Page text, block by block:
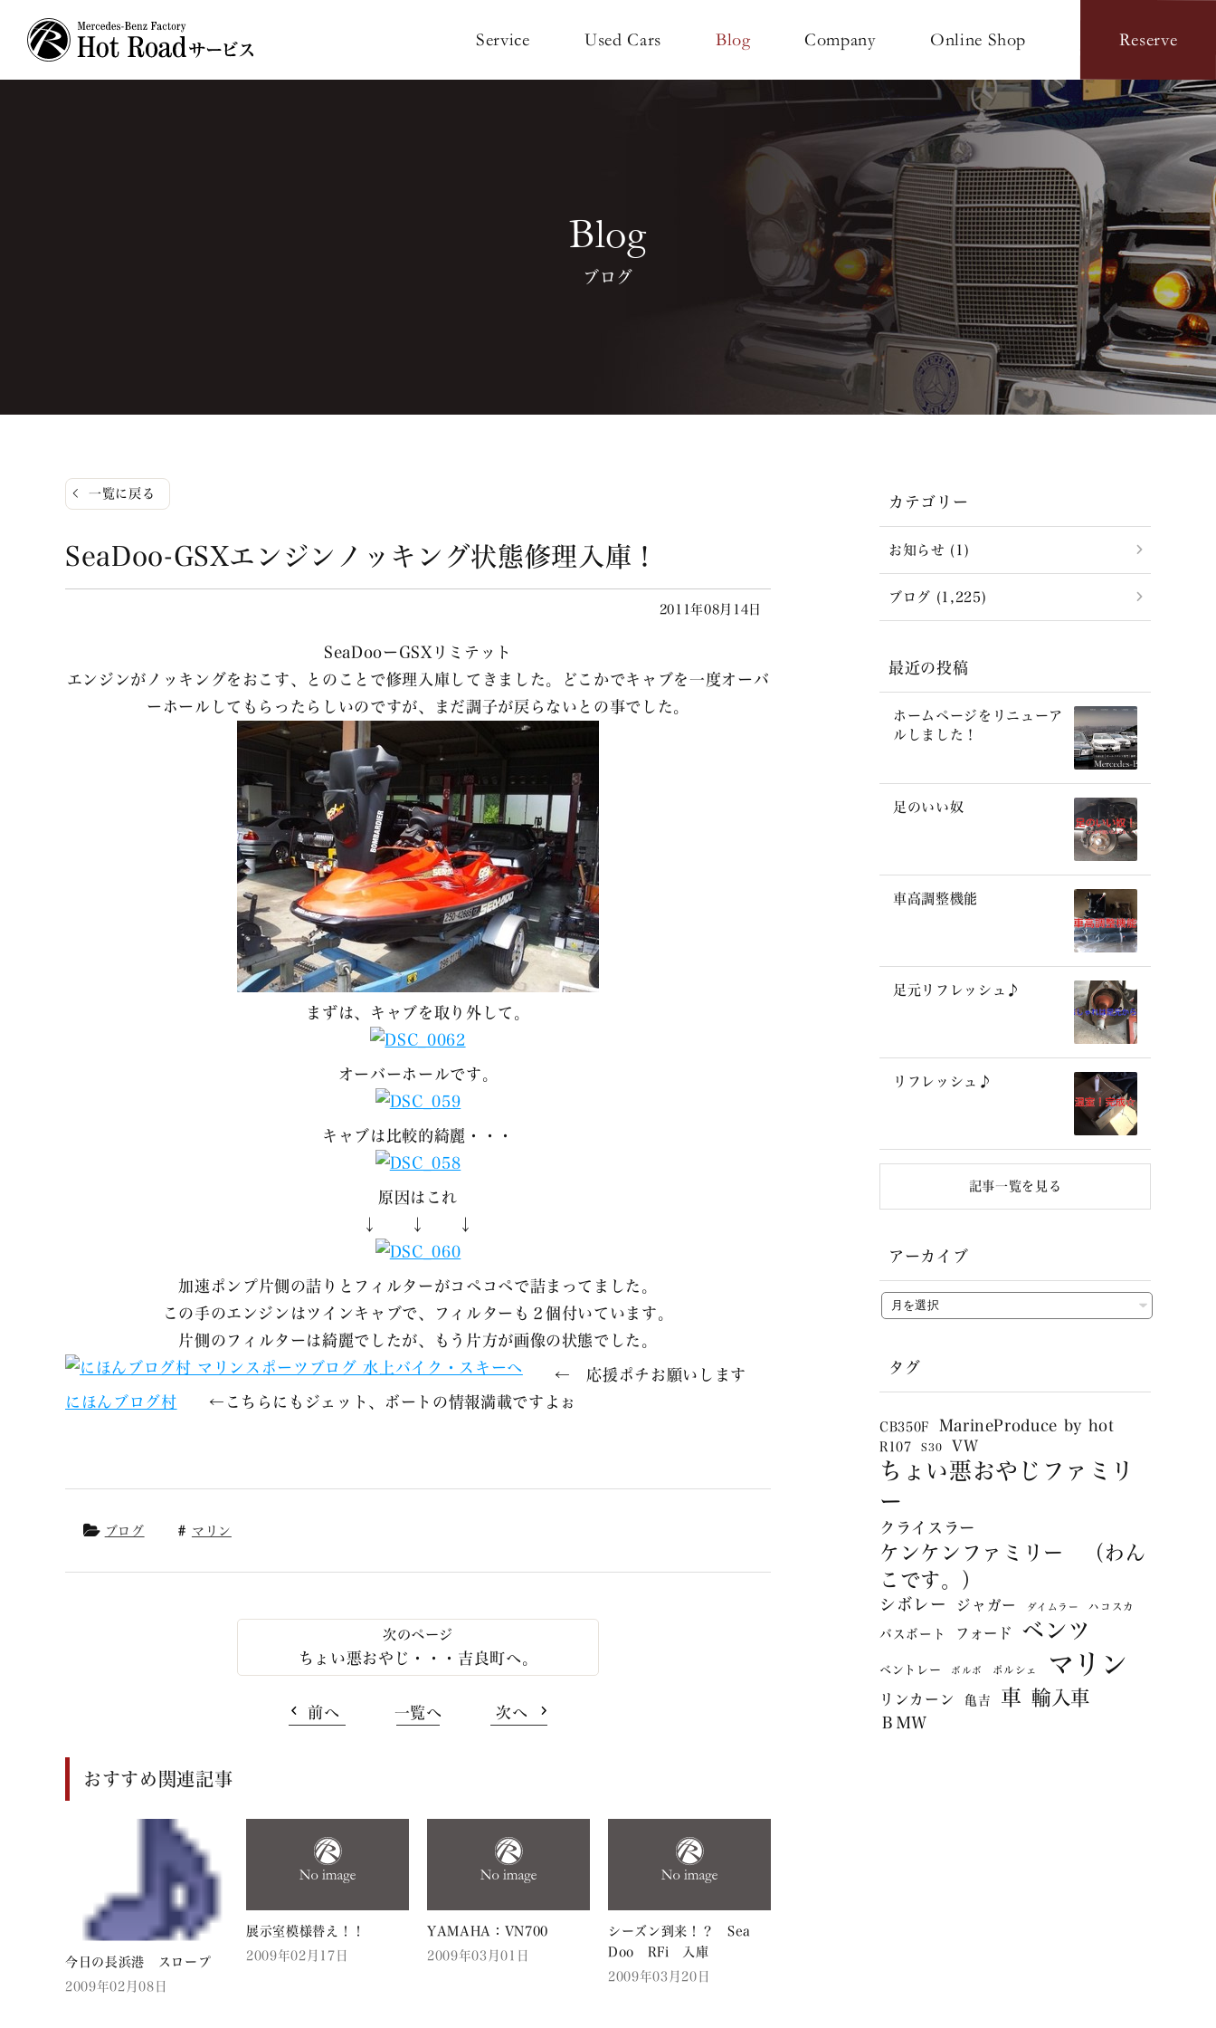
Service Used Cars Blog Company Online Shop Reserve
Blog
ブログ
一覧に戻る
SeaDoo-GSXエンジンノッキング状態修理入庫！
2011年08月14日
SeaDooーGSXリミテット
エンジンがノッキングをおこす、とのことで修理入庫してきました。どこかでキャブを一度オーバ
ーホールしてもらったらしいのですが、まだ調子が戻らないとの事でした。
まずは、キャブを取り外して。
オーバーホールです。
キャブは比較的綺麗・・・
原因はこれ
↓ ↓ ↓
加速ポンプ片側の詰りとフィルターがコペコペで詰まってました。
この手のエンジンはツインキャブで、フィルターも２個付いています。
片側のフィルターは綺麗でしたが、もう片方が画像の状態でした。
← 応援ポチお願いします
にほんブログ村 ←こちらにもジェット、ボートの情報満載ですよぉ
ブログ マリン
ちょい悪おやじ・・・吉良町へ。
前へ 一覧へ 次へ
おすすめ関連記事
今日の長浜港 スロープ
2009年02月08日
展示室模様替え！！
2009年02月17日
YAMAHA：VN700
2009年03月01日
シーズン到来！？ Sea
Doo RFi 入庫
2009年03月20日
カテゴリー
お知らせ (1)
ブログ (1,225)
最近の投稿
ホームページをリニューア
ルしました！
足のいい奴
車高調整機能
足元リフレッシュ♪
リフレッシュ♪
記事一覧を見る
アーカイブ
タグ
CB350F MarineProduce by hot
R107 S30 VW
ちょい悪おやじファミリ
ー
クライスラー
ケンケンファミリー （わん
こです。）
シボレー ジャガー ダイムラー ハコスカ
バスボート フォード ベンツ
ベントレー ボルボ ポルシェ マリン
リンカーン 亀吉 車 輸入車
ＢＭＷ